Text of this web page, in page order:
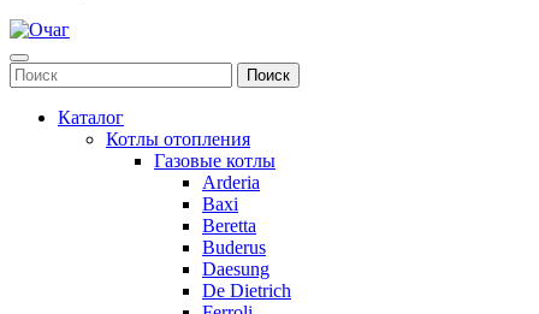
Каталог
Котлы отопления
Газовые котлы
Arderia
Baxi
Beretta
Buderus
Daesung
De Dietrich